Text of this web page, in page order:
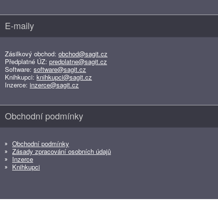
E-maily
Zásilkový obchod: obchod@sagit.cz
Předplatné ÚZ: predplatne@sagit.cz
Software: software@sagit.cz
Knihkupci: knihkupci@sagit.cz
Inzerce: inzerce@sagit.cz
Obchodní podmínky
Obchodní podmínky
Zásady zpracování osobních údajů
Inzerce
Knihkupci